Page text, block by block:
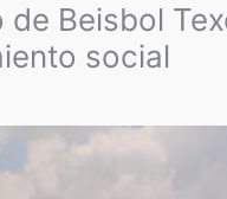
de Beisbol
social